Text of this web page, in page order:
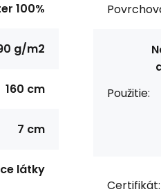
100%
g/m2
160 cm
7 cm
látky
Použitie:
Certifikát: